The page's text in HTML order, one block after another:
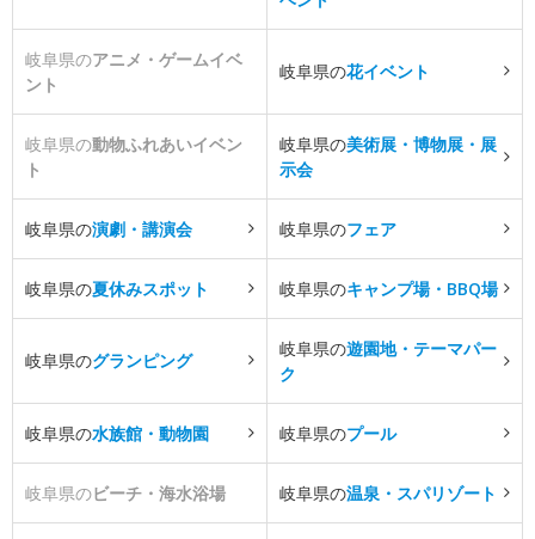
岐阜県のアニメ・ゲームイベ
ント
岐阜県の花イベント
岐阜県の動物ふれあいイベン
ト
岐阜県の美術展・博物展・展
示会
岐阜県の演劇・講演会 岐阜県のフェア
岐阜県の夏休みスポット 岐阜県のキャンプ場・BBQ場
岐阜県のグランピング
岐阜県の遊園地・テーマパー
ク
岐阜県の水族館・動物園 岐阜県のプール
岐阜県のビーチ・海水浴場 岐阜県の温泉・スパリゾート